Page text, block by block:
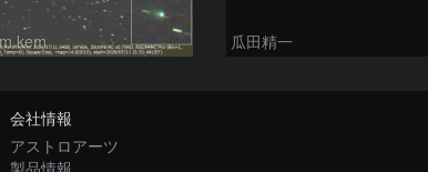
瓜田精一
会社情報
アストロアーツ
製品情報